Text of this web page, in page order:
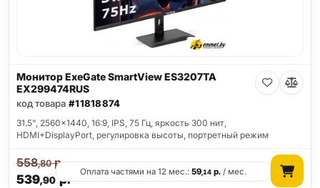
Монитор ExeGate SmartView ES3207TA
EX299474RUS
код товара #11818874
31.5", 2560x1440, 16:9, IPS, 75 Гц, яркость 300 нит,
HDMI+DisplayPort, регулировка высоты, портретный режим
539,90р.
558,80р.
Оплата частями на 12 мес.:59,14 р. / мес.